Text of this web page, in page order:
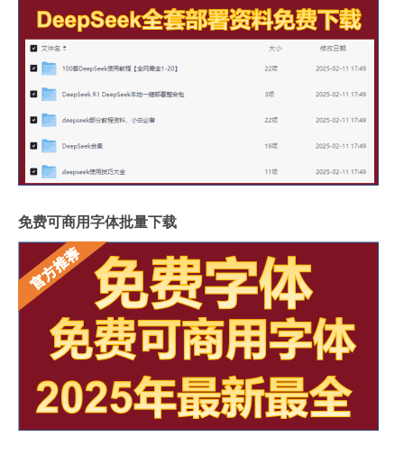
免费可商用字体批量下载